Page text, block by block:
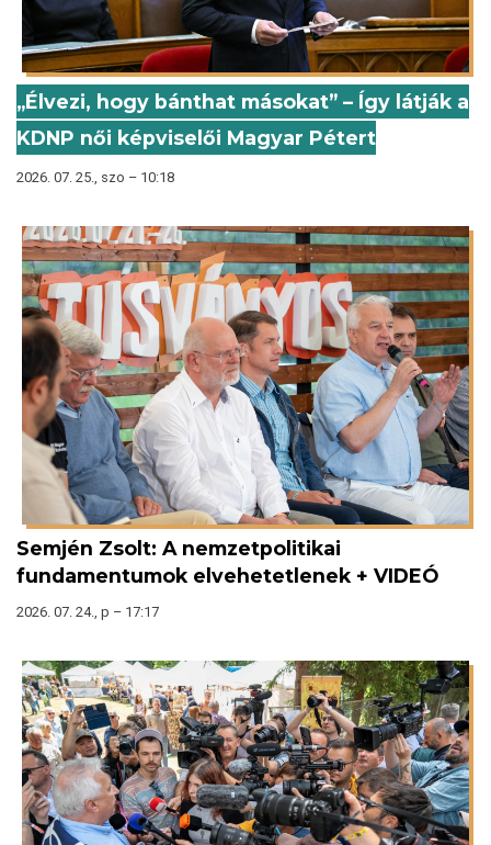
„Élvezi, hogy bánthat másokat” – Így látják a
KDNP női képviselői Magyar Pétert
2026. 07. 25., szo – 10:18
Semjén Zsolt: A nemzetpolitikai
fundamentumok elvehetetlenek + VIDEÓ
2026. 07. 24., p – 17:17